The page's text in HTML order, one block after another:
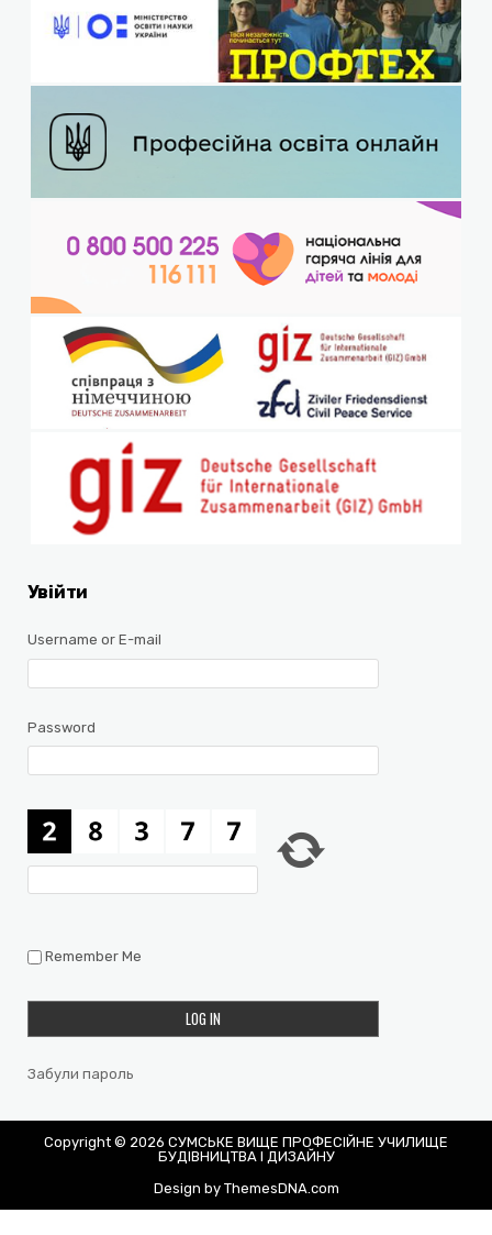
Увійти
Username or E-mail
Password
Remember Me
Забули пароль
Copyright © 2026 СУМСЬКЕ ВИЩЕ ПРОФЕСІЙНЕ УЧИЛИЩЕ
БУДІВНИЦТВА І ДИЗАЙНУ
Design by ThemesDNA.com